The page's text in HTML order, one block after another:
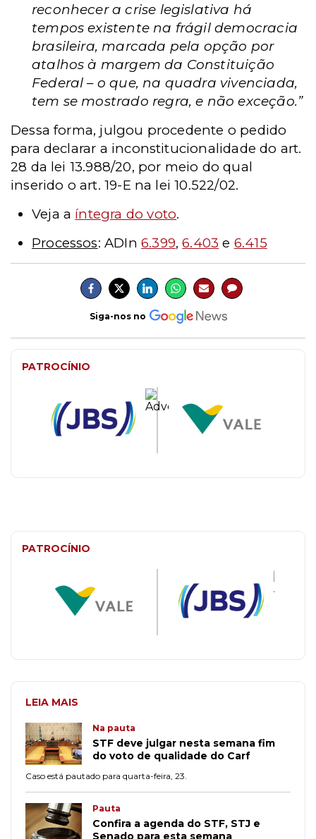
reconhecer a crise legislativa há
tempos existente na frágil democracia
brasileira, marcada pela opção por
atalhos à margem da Constituição
Federal – o que, na quadra vivenciada,
tem se mostrado regra, e não exceção.”
Dessa forma, julgou procedente o pedido
para declarar a inconstitucionalidade do art.
28 da lei 13.988/20, por meio do qual
inserido o art. 19-E na lei 10.522/02.
Veja a íntegra do voto.
Processos: ADIn 6.399,6.403 e 6.415
Siga-nos no
PATROCÍNIO
PATROCÍNIO
LEIA MAIS
Na pauta
STF deve julgar nesta semana fim
do voto de qualidade do Carf
Caso está pautado para quarta-feira, 23.
Pauta
Confira a agenda do STF, STJ e
Senado para esta semana